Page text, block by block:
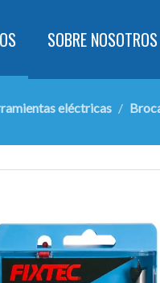
SOBRE NOSOTROS
eléctricas /